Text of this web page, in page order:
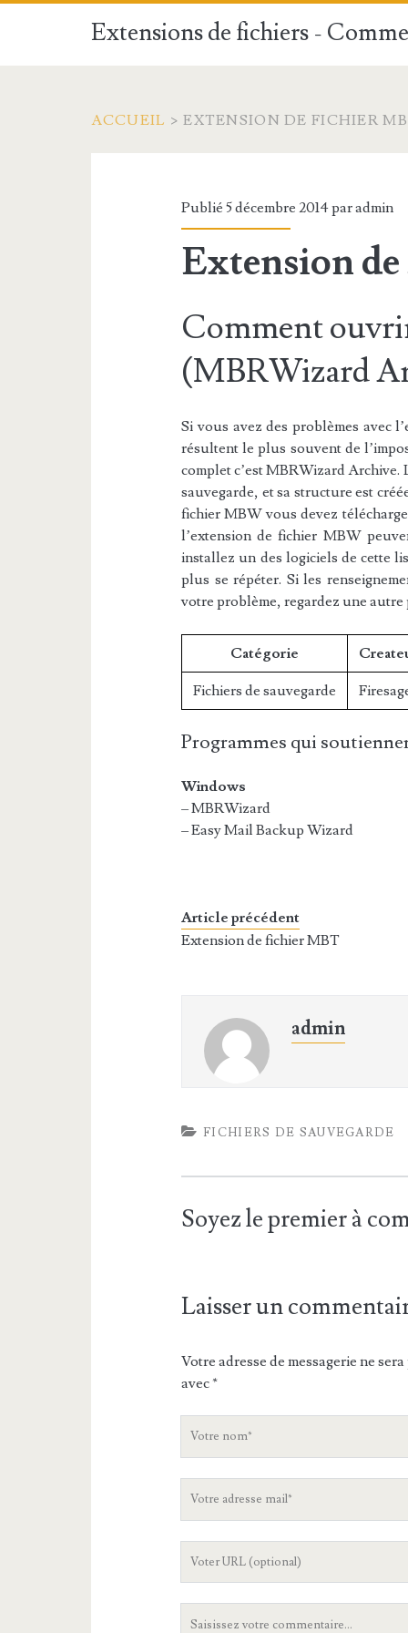
Extensions de fichiers -
ACCUEIL > EXTENSION DE FICHIER
Publié 5 décembre 2014 paradmin
Extension
Comment
(MBRWizard
Si vous avez des problèmes avec
résultent le plus souvent de
complet c’est MBRWizard
sauvegarde, et sa structure est
fichier MBW vous devez
l’extension de fichier MBW
installez un des logiciels de cette
plus se répéter. Si les
votre problème, regardez une autre
Catégorie
Fichiers de sauvegarde
Programmes qui
Windows
– MBRWizard
– Easy Mail Backup Wizard
Article précédent
Extension de fichier MBT
admin
FICHIERS DE SAUVEGARDE
Soyez le premier à
Laisser un
Votre adresse de messagerie ne
avec*
V
n
m
V
a
L
RV